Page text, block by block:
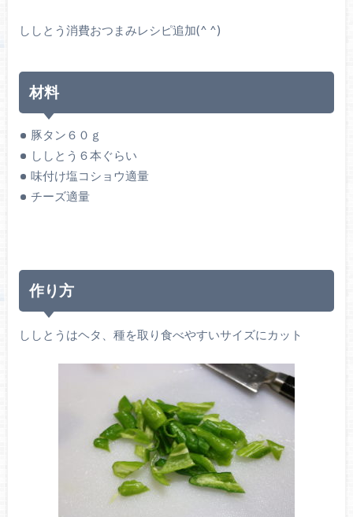
ししとう消費おつまみレシピ追加(^ ^)
材料
豚タン６０ｇ
ししとう６本ぐらい
味付け塩コショウ適量
チーズ適量
作り方
ししとうはヘタ、種を取り食べやすいサイズにカット